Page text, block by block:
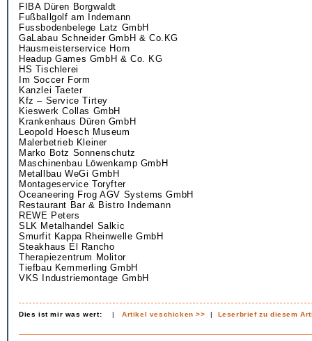
FIBA Düren Borgwaldt
Fußballgolf am Indemann
Fussbodenbelege Latz GmbH
GaLabau Schneider GmbH & Co.KG
Hausmeisterservice Horn
Headup Games GmbH & Co. KG
HS Tischlerei
Im Soccer Form
Kanzlei Taeter
Kfz – Service Tirtey
Kieswerk Collas GmbH
Krankenhaus Düren GmbH
Leopold Hoesch Museum
Malerbetrieb Kleiner
Marko Botz Sonnenschutz
Maschinenbau Löwenkamp GmbH
Metallbau WeGi GmbH
Montageservice Toryfter
Oceaneering Frog AGV Systems GmbH
Restaurant Bar & Bistro Indemann
REWE Peters
SLK Metalhandel Salkic
Smurfit Kappa Rheinwelle GmbH
Steakhaus El Rancho
Therapiezentrum Molitor
Tiefbau Kemmerling GmbH
VKS Industriemontage GmbH
Dies ist mir was wert: |Artikel veschicken >> | Leserbrief zu diesem